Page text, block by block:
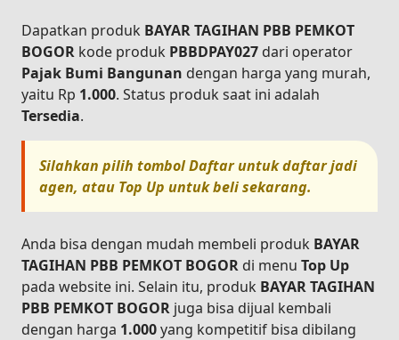
Dapatkan produk BAYAR TAGIHAN PBB PEMKOT
BOGOR kode produk PBBDPAY027 dari operator
Pajak Bumi Bangunan dengan harga yang murah,
yaitu Rp 1.000. Status produk saat ini adalah
Tersedia.
Silahkan pilih tombolDaftaruntuk daftar jadi
agen, atau Top Up untuk beli sekarang.
Anda bisa dengan mudah membeli produk BAYAR
TAGIHAN PBB PEMKOT BOGOR di menu Top Up
pada website ini. Selain itu, produk BAYAR TAGIHAN
PBB PEMKOT BOGOR juga bisa dijual kembali
dengan harga 1.000yang kompetitif bisa dibilang